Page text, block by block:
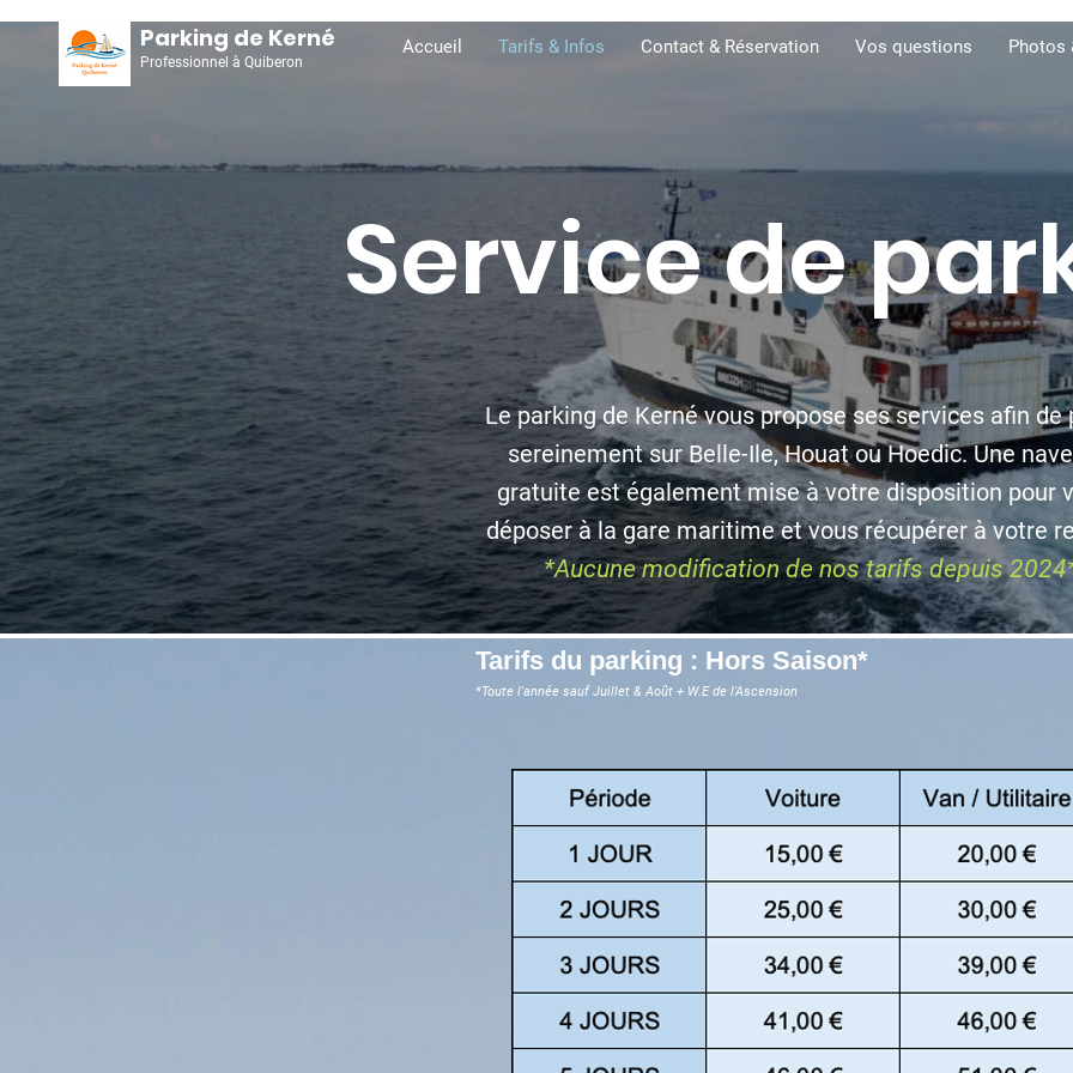
Parking de Kerné
Professionnel à Quiberon
Accueil Tarifs & Infos Contact & Réservation Vos questions Photos
Service de
Le parking de Kerné vous propose ses services afin de
sereinement sur Belle-Ile, Houat ou Hoedic. Une
gratuite est également mise à votre disposition pour
déposer à la gare maritime et vous récupérer à votre
*Aucune modification de nos tarifs depuis
Tarifs du parking : Hors Saison*
*Toute l'année sauf Juillet & Août + W.E de l'Ascension